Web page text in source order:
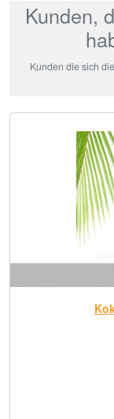
Kunden,
Kunden die sich